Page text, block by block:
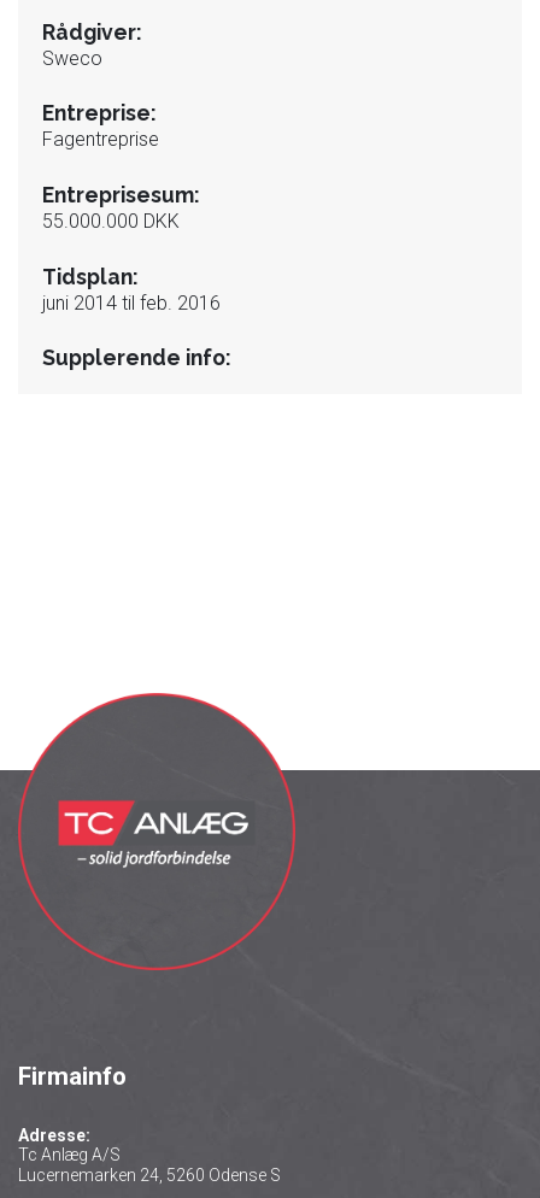
Rådgiver:
Sweco
Entreprise:
Fagentreprise
Entreprisesum:
55.000.000 DKK
Tidsplan:
juni 2014 til feb. 2016
Supplerende info:
Firmainfo
Adresse:
Tc Anlæg A/S
Lucernemarken 24, 5260 Odense S